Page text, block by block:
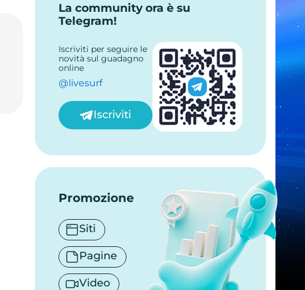
La community ora è su
Telegram!
Iscriviti per seguire le
novità sul guadagno
online
@livesurf
Iscriviti
Promozione
Siti
Pagine
Video